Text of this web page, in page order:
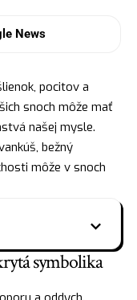
News
pocitov a
snoch môže mať
našej mysle.
bežný
môže v snoch
symbolika